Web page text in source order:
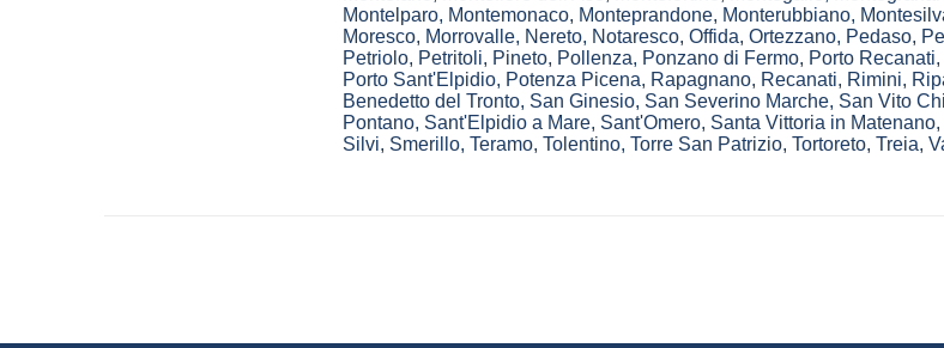
Montelparo, Montemonaco, Monteprandone, Monterubbiano,
Moresco, Morrovalle, Nereto, Notaresco, Offida, Ortezzano, Pedaso,
Petriolo, Petritoli, Pineto, Pollenza, Ponzano di Fermo, Porto Recanati,
Porto Sant'Elpidio, Potenza Picena, Rapagnano, Recanati, Rimini,
Benedetto del Tronto, San Ginesio, San Severino Marche, San Vito
Pontano, Sant'Elpidio a Mare, Sant'Omero, Santa Vittoria in Matenano,
Silvi, Smerillo, Teramo, Tolentino, Torre San Patrizio, Tortoreto, Treia,